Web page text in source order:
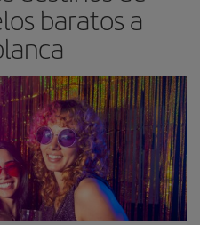
baratos a